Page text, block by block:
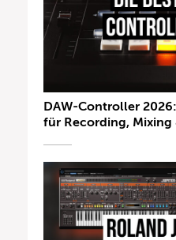
DAW-Controller
für Recording,